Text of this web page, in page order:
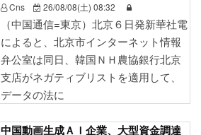
Cns 26/08/08(土) 08:32
（中国通信=東京）北京６日発新華社電
によると、北京市インターネット情報
弁公室は同日、韓国ＮＨ農協銀行北京
支店がネガティブリストを適用して、
データの法に
中国動画生成ＡＩ企業、大型資金調達